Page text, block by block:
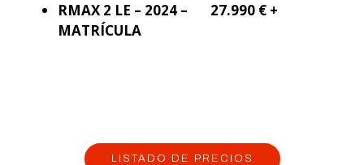
RMAX 2 LE – 2024 – 27.990 € +
MATRÍCULA
LISTADO DE PRECIOS